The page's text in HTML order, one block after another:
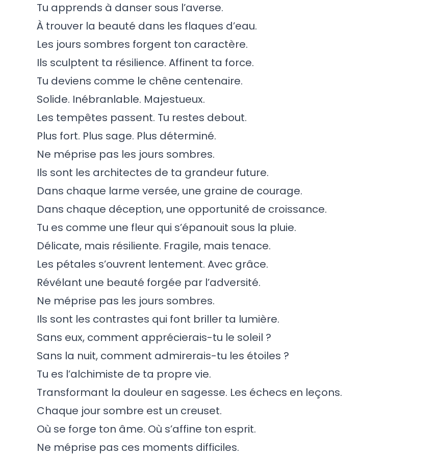
Tu apprends à danser sous l’averse.
À trouver la beauté dans les flaques d’eau.
Les jours sombres forgent ton caractère.
Ils sculptent ta résilience. Affinent ta force.
Tu deviens comme le chêne centenaire.
Solide. Inébranlable. Majestueux.
Les tempêtes passent. Tu restes debout.
Plus fort. Plus sage. Plus déterminé.
Ne méprise pas les jours sombres.
Ils sont les architectes de ta grandeur future.
Dans chaque larme versée, une graine de courage.
Dans chaque déception, une opportunité de croissance.
Tu es comme une fleur qui s’épanouit sous la pluie.
Délicate, mais résiliente. Fragile, mais tenace.
Les pétales s’ouvrent lentement. Avec grâce.
Révélant une beauté forgée par l’adversité.
Ne méprise pas les jours sombres.
Ils sont les contrastes qui font briller ta lumière.
Sans eux, comment apprécierais-tu le soleil ?
Sans la nuit, comment admirerais-tu les étoiles ?
Tu es l’alchimiste de ta propre vie.
Transformant la douleur en sagesse. Les échecs en leçons.
Chaque jour sombre est un creuset.
Où se forge ton âme. Où s’affine ton esprit.
Ne méprise pas ces moments difficiles.